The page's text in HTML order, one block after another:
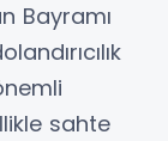
Bayramı
sahte